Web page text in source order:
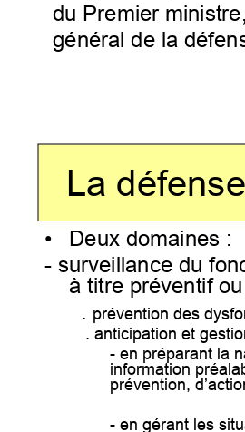
du Premier
général de la
La
•
Deux domaines :
- surveillance du
à titre préventif
. prévention des
. anticipation et
- en préparant la
information
prévention,
- en gérant les